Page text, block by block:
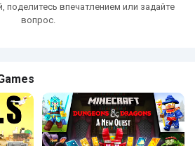
поделитесь впечатлением или задайте
вопрос.